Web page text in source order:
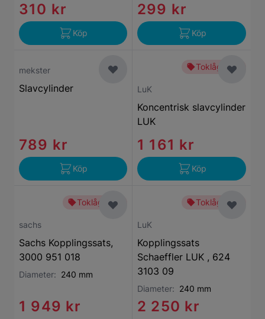
310 kr
Köp
299 kr
Köp
mekster
Slavcylinder
789 kr
Köp
Toklågt pris
LuK
Koncentrisk slavcylinder
LUK
1 161 kr
Köp
Toklågt pris
sachs
Sachs Kopplingssats,
3000 951 018
Diameter: 240 mm
1 949 kr
Toklågt pris
LuK
Kopplingssats
Schaeffler LUK , 624
3103 09
Diameter: 240 mm
2 250 kr